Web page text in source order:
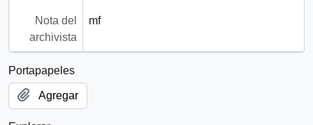
Nota del
archivista
mf
Portapapeles
Agregar